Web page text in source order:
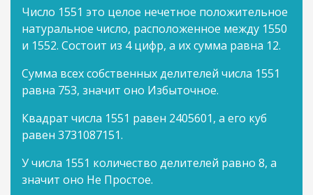
Число 1551 это целое нечетное положительное
натуральное число, расположенное между 1550
и 1552. Состоит из 4 цифр, а их сумма равна 12.
Сумма всех собственных делителей числа 1551
равна 753, значит оно Избыточное.
Квадрат числа 1551 равен 2405601, а его куб
равен 3731087151.
У числа 1551 количество делителей равно 8, а
значит оно Не Простое.